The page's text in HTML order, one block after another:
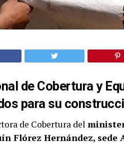
de Cobertura y
para su
de Cobertura del
Flórez Hernández, sede